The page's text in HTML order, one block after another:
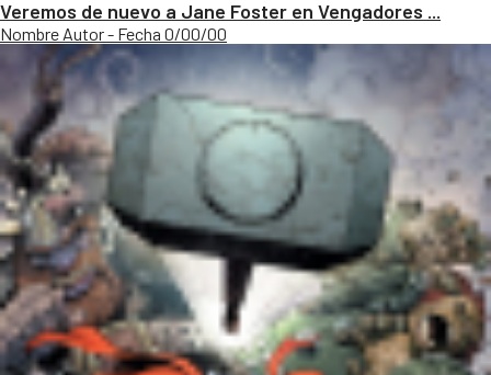
Veremos de nuevo a Jane Foster en Vengadores ...
Nombre Autor - Fecha 0/00/00